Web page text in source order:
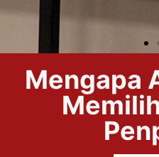
Terlengkap di
Pelatihan
di Bidang
dan Penerbitan
Mengapa